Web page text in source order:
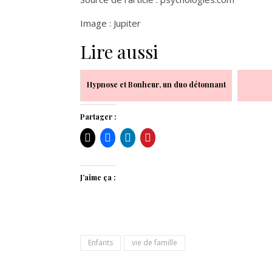
Image : Jupiter
Lire aussi
Hypnose et Bonheur, un duo détonnant
Partager :
J’aime ça :
Enfants vie de famille